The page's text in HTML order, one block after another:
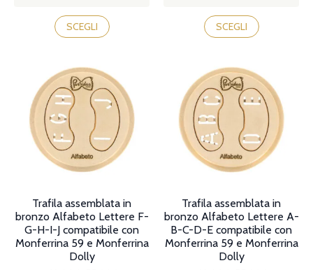
SCEGLI
Questo
prodotto
ha
varianti.
Le
opzioni
possono
essere
scelte
nella
pagina
del
SCEGLI
Questo
prodotto
ha
varianti.
Le
opzioni
possono
essere
scelte
nella
pagina
del
Trafila assemblata in
bronzo Alfabeto Lettere F-
G-H-I-J compatibile con
Monferrina 59 e Monferrina
Dolly
Trafila assemblata in
bronzo Alfabeto Lettere A-
B-C-D-E compatibile con
Monferrina 59 e Monferrina
Dolly